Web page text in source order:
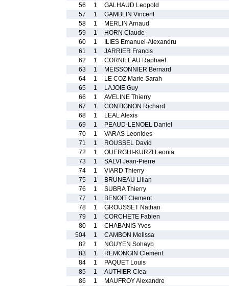
56
1
GALHAUD Leopold
57
1
GAMBLIN Vincent
58
1
MERLIN Arnaud
59
1
HORN Claude
60
1
ILIES Emanuel-Alexandru
61
1
JARRIER Francis
62
1
CORNILEAU Raphael
63
1
MEISSONNIER Bernard
64
1
LE COZ Marie Sarah
65
1
LAJOIE Guy
66
1
AVELINE Thierry
67
1
CONTIGNON Richard
68
1
LEAL Alexis
69
1
PEAUD-LENOEL Daniel
70
1
VARAS Leonides
71
1
ROUSSEL David
72
1
OUERGHI-KURZI Leonia
73
1
SALVI Jean-Pierre
74
1
VIARD Thierry
75
1
BRUNEAU Lilian
76
1
SUBRA Thierry
77
1
BENOIT Clement
78
1
GROUSSET Nathan
79
1
CORCHETE Fabien
80
1
CHABANIS Yves
504
1
CAMBON Melissa
82
1
NGUYEN Sohayb
83
1
REMONGIN Clement
84
1
PAQUET Louis
85
1
AUTHIER Clea
86
1
MAUFROY Alexandre